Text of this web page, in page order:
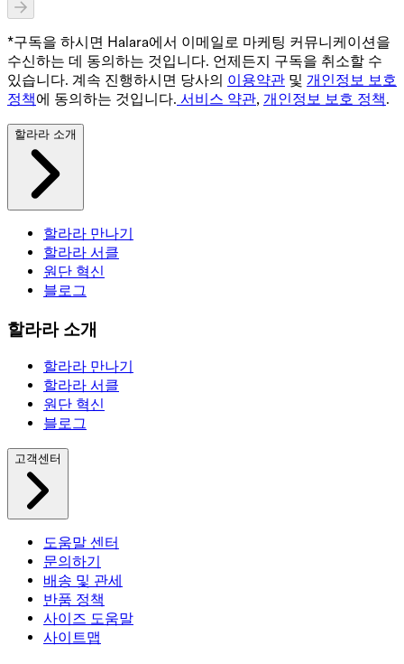
*구독을 하시면 Halara에서 이메일로 마케팅 커뮤니케이션을
수신하는 데 동의하는 것입니다. 언제든지 구독을 취소할 수
있습니다. 계속 진행하시면 당사의 이용약관 및 개인정보 보호
정책에 동의하는 것입니다. 서비스 약관, 개인정보 보호 정책.
할라라 소개
할라라 만나기
할라라 서클
원단 혁신
블로그
할라라 소개
할라라 만나기
할라라 서클
원단 혁신
블로그
고객센터
도움말 센터
문의하기
배송 및 관세
반품 정책
사이즈 도움말
사이트맵